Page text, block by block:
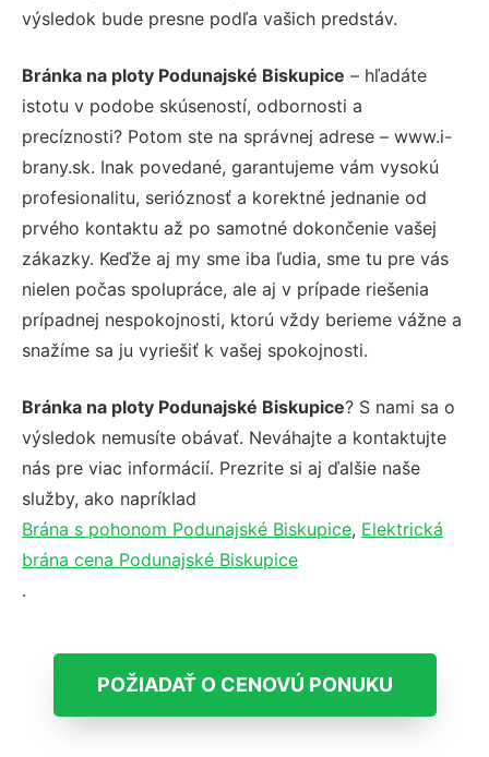
výsledok bude presne podľa vašich predstáv.
Bránka na ploty Podunajské Biskupice – hľadáte
istotu v podobe skúseností, odbornosti a
precíznosti? Potom ste na správnej adrese – www.i-
brany.sk. Inak povedané, garantujeme vám vysokú
profesionalitu, serióznosť a korektné jednanie od
prvého kontaktu až po samotné dokončenie vašej
zákazky. Keďže aj my sme iba ľudia, sme tu pre vás
nielen počas spolupráce, ale aj v prípade riešenia
prípadnej nespokojnosti, ktorú vždy berieme vážne a
snažíme sa ju vyriešiť k vašej spokojnosti.
Bránka na ploty Podunajské Biskupice? S nami sa o
výsledok nemusíte obávať. Neváhajte a kontaktujte
nás pre viac informácií. Prezrite si aj ďalšie naše
služby, ako napríklad
Brána s pohonom Podunajské Biskupice, Elektrická
brána cena Podunajské Biskupice
.
POŽIADAŤ O CENOVÚ PONUKU